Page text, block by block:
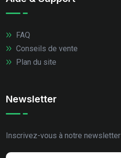
FAQ
Conseils de vente
Plan du site
Newsletter
Inscrivez-vous à notre newsletter